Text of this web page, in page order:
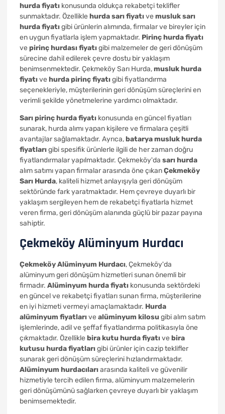
hurda fiyatı konusunda oldukça rekabetçi teklifler
sunmaktadır. Özellikle hurda sarı fiyatıve musluk sarı
hurda fiyatıgibi ürünlerin alımında, firmalar ve bireyler için
en uygun fiyatlarla işlem yapmaktadır. Pirinç hurda fiyatı
ve pirinç hurdası fiyatıgibi malzemeler de geri dönüşüm
sürecine dahil edilerek çevre dostu bir yaklaşım
benimsenmektedir. Çekmeköy Sarı Hurda,musluk hurda
fiyatıve hurda pirinç fiyatıgibi fiyatlandırma
seçenekleriyle, müşterilerinin geri dönüşüm süreçlerini en
verimli şekilde yönetmelerine yardımcı olmaktadır.
Sarı pirinç hurda fiyatı konusunda en güncel fiyatları
sunarak, hurda alımı yapan kişilere ve firmalara çeşitli
avantajlar sağlamaktadır. Ayrıca,batarya musluk hurda
fiyatlarıgibi spesifik ürünlerle ilgili de her zaman doğru
fiyatlandırmalar yapılmaktadır. Çekmeköy'da sarı hurda
alım satımı yapan firmalar arasında öne çıkanÇekmeköy
Sarı Hurda, kaliteli hizmet anlayışıyla geri dönüşüm
sektöründe fark yaratmaktadır. Hem çevreye duyarlı bir
yaklaşım sergileyen hem de rekabetçi fiyatlarla hizmet
veren firma, geri dönüşüm alanında güçlü bir pazar payına
sahiptir.
Çekmeköy Alüminyum Hurdacı
Çekmeköy Alüminyum Hurdacı, Çekmeköy'da
alüminyum geri dönüşüm hizmetleri sunan önemli bir
firmadır. Alüminyum hurda fiyatı konusunda sektördeki
en güncel ve rekabetçi fiyatları sunan firma, müşterilerine
en iyi hizmeti vermeyi amaçlamaktadır. Hurda
alüminyum fiyatlarıve alüminyum kilosugibi alım satım
işlemlerinde, adil ve şeffaf fiyatlandırma politikasıyla öne
çıkmaktadır. Özellikle bira kutu hurda fiyatıve bira
kutusu hurda fiyatlarıgibi ürünler için cazip teklifler
sunarak geri dönüşüm süreçlerini hızlandırmaktadır.
Alüminyum hurdacılarıarasında kaliteli ve güvenilir
hizmetiyle tercih edilen firma, alüminyum malzemelerin
geri dönüşümünü sağlarken çevreye duyarlı bir yaklaşım
benimsemektedir.